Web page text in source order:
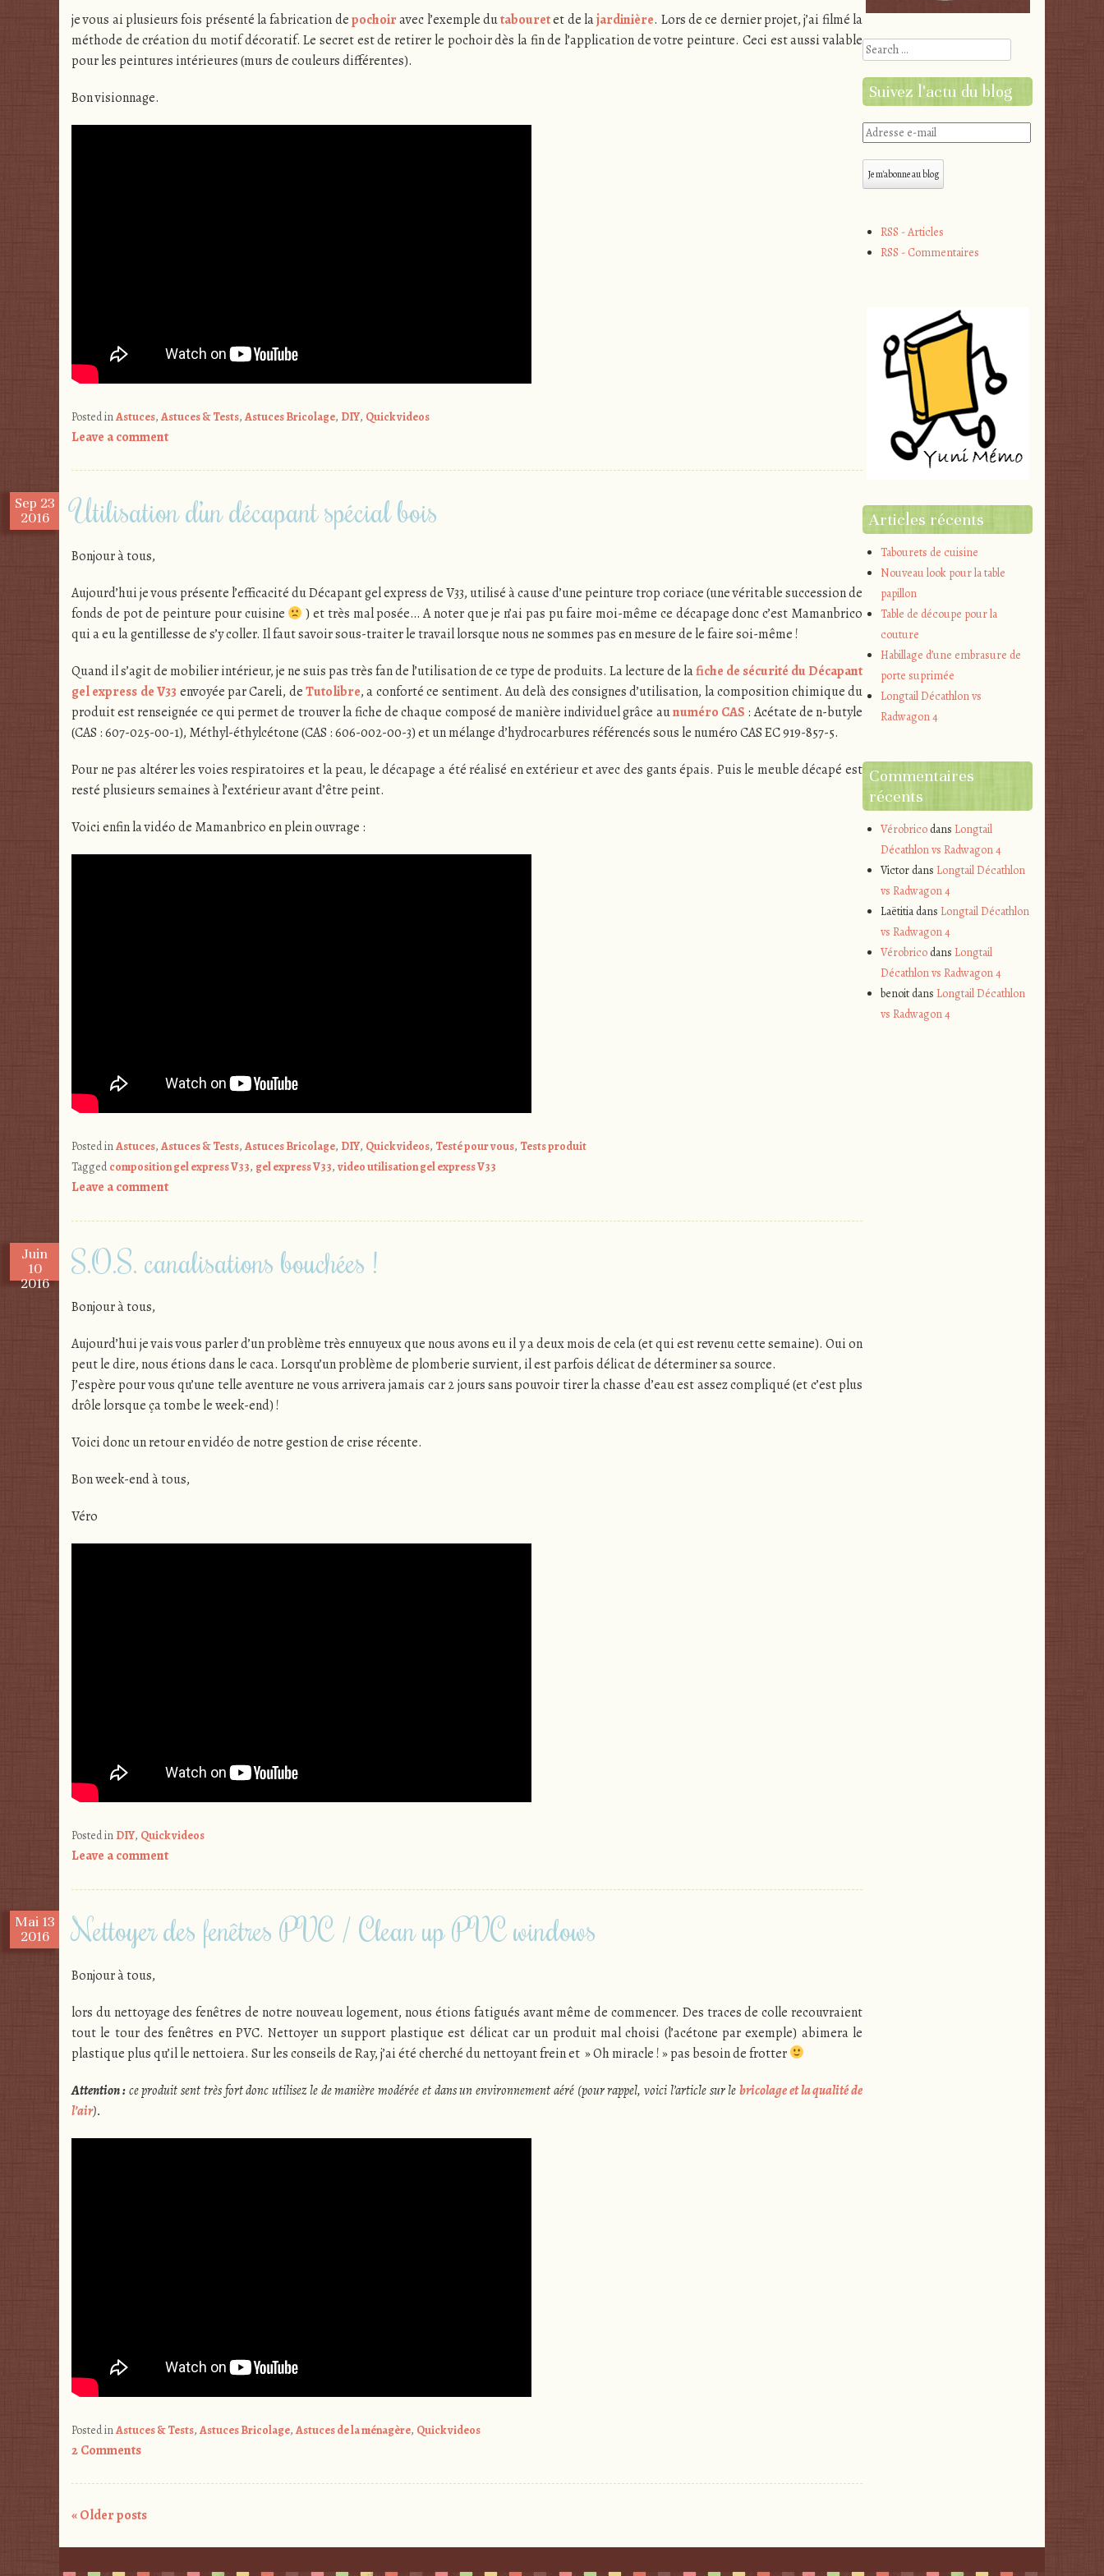
je vous ai plusieurs fois présenté la fabrication depochoiravec l’exemple dutabouretet de lajardinière. Lors de ce dernier projet, j’ai filmé la
méthode de création du motif décoratif. Le secret est de retirer le pochoir dès la fin de l’application de votre peinture. Ceci est aussi valable
pour les peintures intérieures (murs de couleurs différentes).
Bon visionnage.
Posted inAstuces, Astuces & Tests, Astuces Bricolage, DIY, Quick videos
Leave a comment
Sep 23
2016
Utilisation d’un décapant spécial bois
Bonjour à tous,
Aujourd’hui je vous présente l’efficacité du Décapant gel express de V33, utilisé à cause d’une peinture trop coriace (une véritable succession de
fonds de pot de peinture pour cuisine
) et très mal posée… A noter que je n’ai pas pu faire moi-même ce décapage donc c’est Mamanbrico
qui a eu la gentillesse de s’y coller. Il faut savoir sous-traiter le travail lorsque nous ne sommes pas en mesure de le faire soi-même !
Quand il s’agit de mobilier intérieur, je ne suis pas très fan de l’utilisation de ce type de produits. La lecture de lafiche de sécurité du Décapant
gel express de V33 envoyée par Careli, deTutolibre, a conforté ce sentiment. Au delà des consignes d’utilisation, la composition chimique du
produit est renseignée ce qui permet de trouver la fiche de chaque composé de manière individuel grâce aunuméro CAS : Acétate de n-butyle
(CAS : 607-025-00-1), Méthyl-éthylcétone (CAS : 606-002-00-3) et un mélange d’hydrocarbures référencés sous le numéro CAS EC 919-857-5.
Pour ne pas altérer les voies respiratoires et la peau, le décapage a été réalisé en extérieur et avec des gants épais. Puis le meuble décapé est
resté plusieurs semaines à l’extérieur avant d’être peint.
Voici enfin la vidéo de Mamanbrico en plein ouvrage :
Posted inAstuces, Astuces & Tests, Astuces Bricolage, DIY, Quick videos, Testé pour vous, Tests produit
Taggedcomposition gel express V33, gel express V33, video utilisation gel express V33
Leave a comment
Juin
10
2016
S.O.S. canalisations bouchées !
Bonjour à tous,
Aujourd’hui je vais vous parler d’un problème très ennuyeux que nous avons eu il y a deux mois de cela (et qui est revenu cette semaine). Oui on
peut le dire, nous étions dans le caca. Lorsqu’un problème de plomberie survient, il est parfois délicat de déterminer sa source.
J’espère pour vous qu’une telle aventure ne vous arrivera jamais car 2 jours sans pouvoir tirer la chasse d’eau est assez compliqué (et c’est plus
drôle lorsque ça tombe le week-end) !
Voici donc un retour en vidéo de notre gestion de crise récente.
Bon week-end à tous,
Véro
Posted in DIY, Quick videos
Leave a comment
Mai 13
2016
Nettoyer des fenêtres PVC / Clean up PVC windows
Bonjour à tous,
lors du nettoyage des fenêtres de notre nouveau logement, nous étions fatigués avant même de commencer. Des traces de colle recouvraient
tout le tour des fenêtres en PVC. Nettoyer un support plastique est délicat car un produit mal choisi (l’acétone par exemple) abimera le
plastique plus qu’il le nettoiera. Sur les conseils de Ray, j’ai été cherché du nettoyant frein et » Oh miracle ! » pas besoin de frotter
Attention :ce produit sent très fort donc utilisez le de manière modérée et dans un environnement aéré (pour rappel, voici l’article sur lebricolage et la qualité de
l’air).
Posted inAstuces & Tests, Astuces Bricolage, Astuces de la ménagère, Quick videos
2 Comments
Post
«Older posts
Search
Suivez l'actu du blog
Adresse
mail
Je m'abonne au blog
RSS - Articles
RSS - Commentaires
Articles récents
Tabourets de cuisine
Nouveau look pour la table
papillon
Table de découpe pour la
couture
Habillage d’une embrasure de
porte suprimée
Longtail Décathlon vs
Radwagon 4
Commentaires
récents
Vérobricodans Longtail
Décathlon vs Radwagon 4
Victordans Longtail Décathlon
vs Radwagon 4
Laëtitiadans Longtail Décathlon
vs Radwagon 4
Vérobricodans Longtail
Décathlon vs Radwagon 4
benoitdans Longtail Décathlon
vs Radwagon 4